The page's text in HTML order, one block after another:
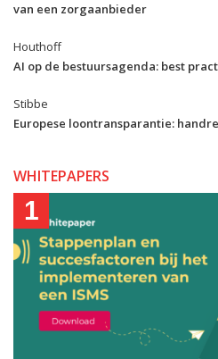
van een zorgaanbieder
Houthoff
AI op de bestuursagenda: best
Stibbe
Europese loontransparantie:
WHITEPAPERS
1